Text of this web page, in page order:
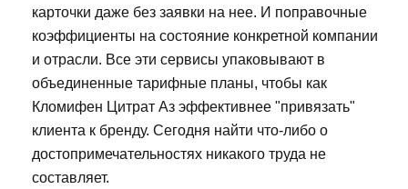
карточки даже без заявки на нее. И поправочные
коэффициенты на состояние конкретной компании
и отрасли. Все эти сервисы упаковывают в
объединенные тарифные планы, чтобы как
Кломифен Цитрат Аз эффективнее "привязать"
клиента к бренду. Сегодня найти что-либо о
достопримечательностях никакого труда не
составляет.